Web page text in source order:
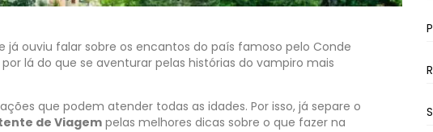
ouviu falar sobre os encantos do país famoso pelo Conde
lá do que se aventurar pelas histórias do vampiro mais
que podem atender todas as idades. Por isso, já separe o
de Viagempelas melhores dicas sobre o que fazer na